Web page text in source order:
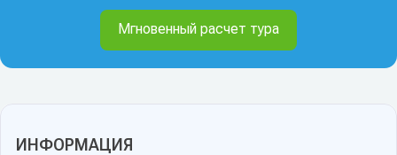
ИНФОРМАЦИЯ
Мгновенный расчет тура